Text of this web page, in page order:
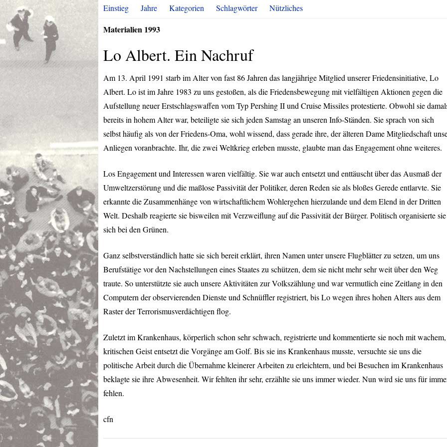
Einstieg Jahre Kategorien Schlagwörter Nützliches
Materialien 1993
Lo Albert. Ein Nachruf
Am 13. April 1991 starb im Alter von fast 86 Jahren das langjährige Mitglied unserer Friedensinitiative, Lo
Albert. Lo ist im Jahre 1983 zu uns gestoßen, als die Friedensbewegung mit vielfältigen Aktionen gegen die
Aufstellung neuer Erstschlagswaffen vom Typ Pershing II und Cruise Missiles protestierte. Obwohl sie
bereits in hohem Alter war, beteiligte sie sich jeden Samstag an unseren Info-Ständen. Sie sprach von sich
selbst häufig als von der Friedens-Oma, wohl wissend, dass gerade ihre, der älteren Dame Mitgliedschaft
Anliegen voranbrachte. Ihr, die zwei Weltkrieg erleben musste, glaubte man das Engagement ohne weiteres.
Los Engagement und Interessen waren vielfältig. Sie war auch entsetzt und enttäuscht über das Ausmaß der
Umweltzerstörung und die maßlose Passivität der Politiker, deren Reden sie als bloßes Gerede entlarvte. Sie
erkannte die Zusammenhänge von wirtschaftlichem Wohlergehen hierzulande und dem Elend in der Dritten
Welt. Deshalb reagierte sie bisweilen mit Verzweiflung auf die Passivität der Bürger. Politisch organisierte sie
sich bei den Grünen.
Ganz selbstverständlich hatte sie sich bereit erklärt, ihren Namen unter unsere Flugblätter zu setzen, um uns
Berufstätige vor den Nachstellungen eines Staates zu schützen, dem sie nicht mehr sehr weit über den Weg
traute. So unterstützte sie auch unsere Aktivitäten zur Volkszählung und war vermutlich eine Zeitlang in den
Computern der observierenden Dienste und Schnüffler registriert, bis Lo wegen ihres hohen Alters aus dem
Raster der Terrorismusverdächtigen flog.
Zuletzt im Krankenhaus, körperlich schon sehr schwach, registrierte und kommentierte sie noch mit wachem,
kritischen Geist entsetzt die Vorgänge am Golf. Bis sie ins Krankenhaus musste, versuchte sie uns die
politische Arbeit durch die Übernahme kleinerer Arbeiten zu erleichtern, und bei Besuchen im Krankenhaus
beklagte sie ihre Abwesenheit. Wir fehlten ihr sehr, erzählte sie uns immer wieder. Nun wird sie uns für
fehlen.
cfn